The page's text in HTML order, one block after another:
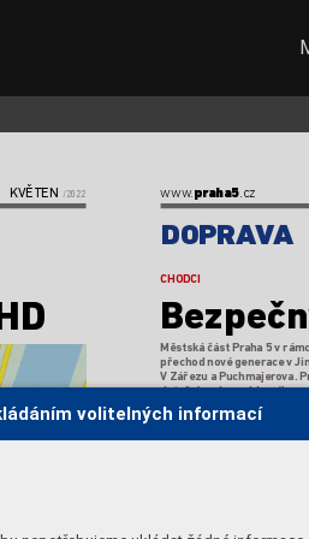
volitelných informací
KVĚTEN /2022
DOPRAVA
CHODCI
Městská část Praha 5
přechod nové generace
VZářezu aPuchmajerova.
dotační podpory hlavního
Smart Cities pro r
ok 2017.
D
www.praha5.cz